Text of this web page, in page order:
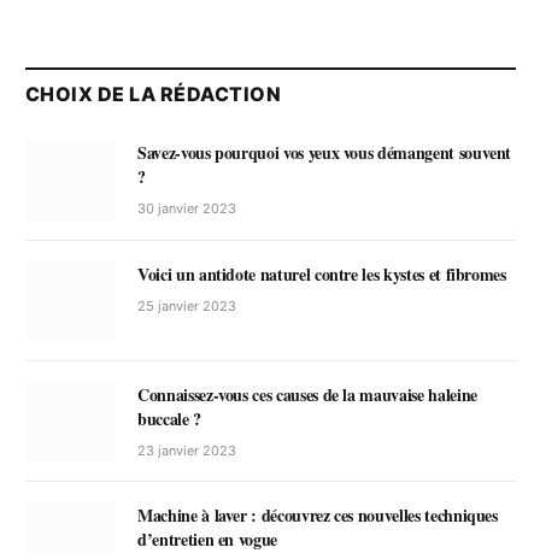
CHOIX DE LA RÉDACTION
Savez-vous pourquoi vos yeux vous démangent souvent
?
30 janvier 2023
Voici un antidote naturel contre les kystes et fibromes
25 janvier 2023
Connaissez-vous ces causes de la mauvaise haleine
buccale ?
23 janvier 2023
Machine à laver : découvrez ces nouvelles techniques
d’entretien en vogue